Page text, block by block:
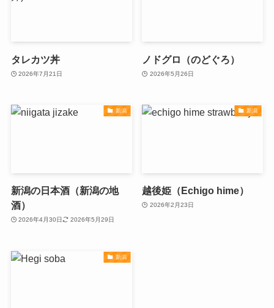
タレカツ丼
2026年7月21日
ノドグロ（のどぐろ）
2026年5月26日
新潟
新潟の日本酒（新潟の地
酒）
2026年4月30日 2026年5月29日
新潟
越後姫（Echigo hime）
2026年2月23日
新潟